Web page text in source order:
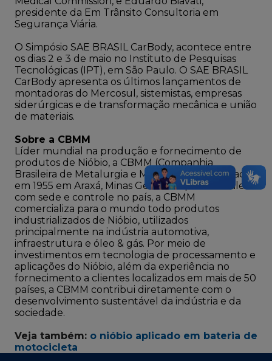
presidente da Em Trânsito Consultoria em
Segurança Viária.
O Simpósio SAE BRASIL CarBody, acontece entre
os dias 2 e 3 de maio no Instituto de Pesquisas
Tecnológicas (IPT), em São Paulo. O SAE BRASIL
CarBody apresenta os últimos lançamentos de
montadoras do Mercosul, sistemistas, empresas
siderúrgicas e de transformação mecânica e união
de materiais.
Sobre a CBMM
Líder mundial na produção e fornecimento de
produtos de Nióbio, a CBMM (Companhia
Brasileira de Metalurgia e Mineração) foi fundada
em 1955 em Araxá, Minas Gerais. Empresa brasileira
com sede e controle no país, a CBMM
comercializa para o mundo todo produtos
industrializados de Nióbio, utilizados
principalmente na indústria automotiva,
infraestrutura e óleo & gás. Por meio de
investimentos em tecnologia de processamento e
aplicações do Nióbio, além da experiência no
fornecimento a clientes localizados em mais de 50
países, a CBMM contribui diretamente com o
desenvolvimento sustentável da indústria e da
sociedade.
Veja também: o nióbio aplicado em bateria de
motocicleta